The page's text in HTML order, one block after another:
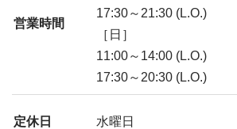
営業時間
17:30～21:30 (L.O.)
［日］
11:00～14:00 (L.O.)
17:30～20:30 (L.O.)
定休日 水曜日